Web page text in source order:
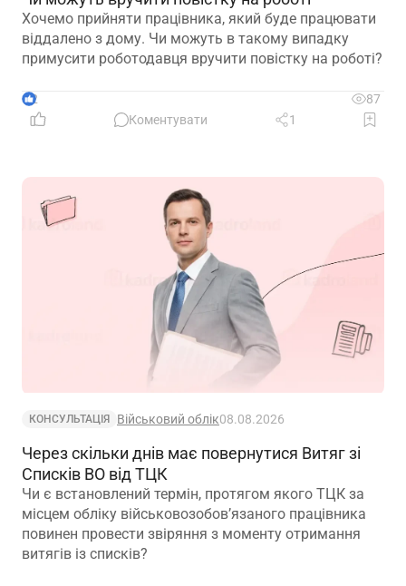
Хочемо прийняти працівника, який буде працювати
віддалено з дому. Чи можуть в такому випадку
примусити роботодавця вручити повістку на роботі?
2
87
Коментувати
1
КОНСУЛЬТАЦІЯ Військовий облік08.08.2026
Через скільки днів має повернутися Витяг зі
Списків ВО від ТЦК
Чи є встановлений термін, протягом якого ТЦК за
місцем обліку військовозобов’язаного працівника
повинен провести звіряння з моменту отримання
витягів із списків?